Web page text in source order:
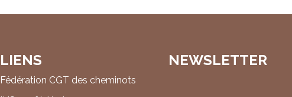
LIENS
Fédération CGT des cheminots
NEWSLETTER